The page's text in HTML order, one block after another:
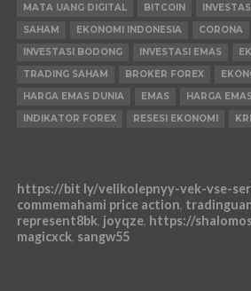
MATA UANG DIGITAL
BITCOIN
SAHAM
EKONOMI INDONESIA CORONA
INVESTASI BODONG
INVESTASI EMAS
TRADING SAHAM
BROKER FOREX
HARGA EMAS DUNIA
EMAS HARGA
INDIKATOR FOREX
RESESI EKONOMI
https://bit ly/velikolepnyy-vek-vse-
commemahami price action,
represent8bk, joyqze, https://
magicxck, sangw55